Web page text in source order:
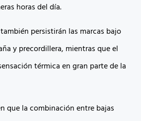
horas del día.
persistirán las marcas bajo
y precordillera, mientras que el
térmica en gran parte de la
que la combinación entre bajas